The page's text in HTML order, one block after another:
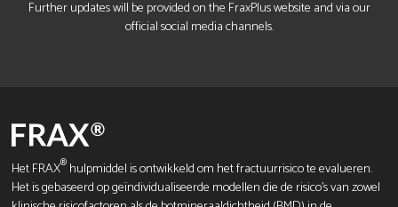
Further updates will be provided on the FraxPlus website and via our
official social media channels.
Het FRAX®hulpmiddel is ontwikkeld om het fractuurrisico te evalueren.
Het is gebaseerd op geïndividualiseerde modellen die de risico's van zowel